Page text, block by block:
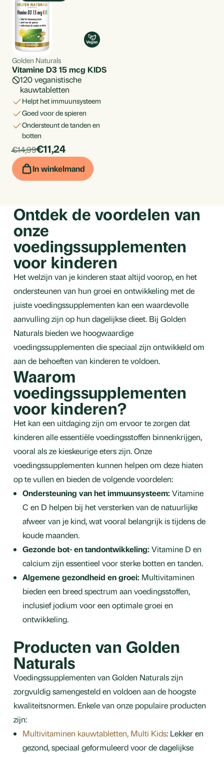
Golden Naturals
Vitamine D3 15 mcg KIDS
120 veganistische
kauwtabletten
helpt het immuunsysteem
goed voor de spieren
ondersteunt de tanden en
botten
Per
stuk
products.price_default:
€14,99products.price_discounted:
€11,24
In winkelmand
Ontdek de voordelen van
onze
voedingssupplementen
voor kinderen
Het welzijn van je kinderen staat altijd voorop, en het
ondersteunen van hun groei en ontwikkeling met de
juiste voedingssupplementen kan een waardevolle
aanvulling zijn op hun dagelijkse dieet. Bij Golden
Naturals bieden we hoogwaardige
voedingssupplementen die speciaal zijn ontwikkeld om
aan de behoeften van kinderen te voldoen.
Waarom
voedingssupplementen
voor kinderen?
Het kan een uitdaging zijn om ervoor te zorgen dat
kinderen alle essentiële voedingsstoffen binnenkrijgen,
vooral als ze kieskeurige eters zijn. Onze
voedingssupplementen kunnen helpen om deze hiaten
op te vullen en bieden de volgende voordelen:
Ondersteuning van het immuunsysteem: Vitamine
C en D helpen bij het versterken van de natuurlijke
afweer van je kind, wat vooral belangrijk is tijdens de
koude maanden.
Gezonde bot- en tandontwikkeling: Vitamine D en
calcium zijn essentieel voor sterke botten en tanden.
Algemene gezondheid en groei: Multivitaminen
bieden een breed spectrum aan voedingsstoffen,
inclusief jodium voor een optimale groei en
ontwikkeling.
Producten van Golden
Naturals
Voedingssupplementen van Golden Naturals zijn
zorgvuldig samengesteld en voldoen aan de hoogste
kwaliteitsnormen. Enkele van onze populaire producten
zijn:
Multivitaminen kauwtabletten, Multi Kids: Lekker en
gezond, speciaal geformuleerd voor de dagelijkse